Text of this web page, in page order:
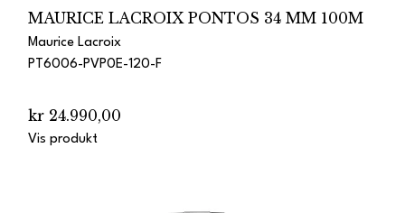
MAURICE LACROIX PONTOS 34 MM 100M
Maurice Lacroix
PT6006-PVP0E-120-F
kr 24.990,00
Vis produkt